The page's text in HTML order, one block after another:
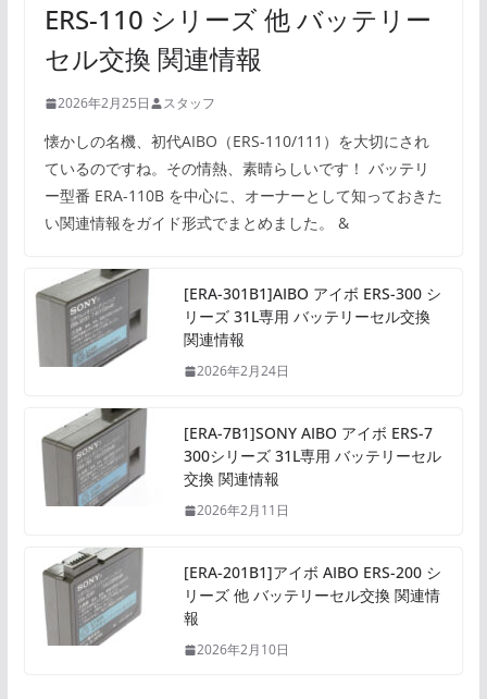
ERS-110 シリーズ 他 バッテリー
セル交換 関連情報
2026年2月25日 スタッフ
懐かしの名機、初代AIBO（ERS-110/111）を大切にされ
ているのですね。その情熱、素晴らしいです！ バッテリ
ー型番 ERA-110B を中心に、オーナーとして知っておきた
い関連情報をガイド形式でまとめました。 &
[ERA-301B1]AIBO アイボ ERS-300 シ
リーズ 31L専用 バッテリーセル交換
関連情報
2026年2月24日
[ERA-7B1]SONY AIBO アイボ ERS-7
300シリーズ 31L専用 バッテリーセル
交換 関連情報
2026年2月11日
[ERA-201B1]アイボ AIBO ERS-200 シ
リーズ 他 バッテリーセル交換 関連情
報
2026年2月10日